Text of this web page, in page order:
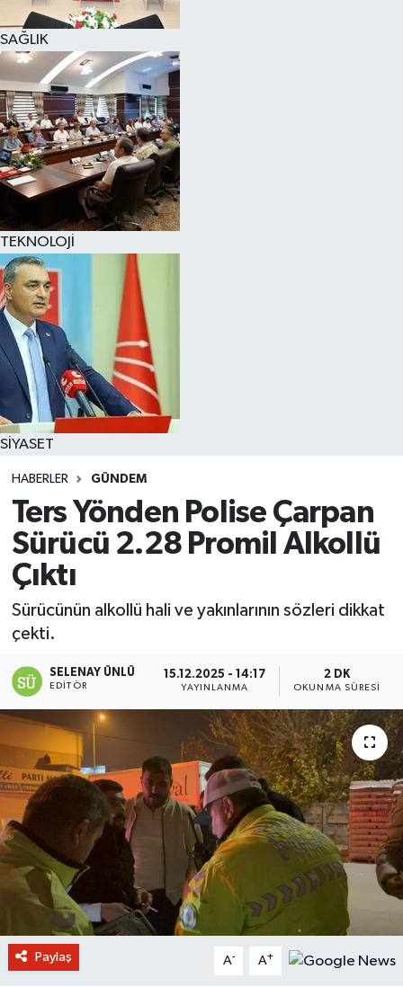
SAĞLIK
TEKNOLOJİ
SİYASET
HABERLER GÜNDEM
Ters Yönden Polise Çarpan
Sürücü 2.28 Promil Alkollü
Çıktı
Sürücünün alkollü hali ve yakınlarının sözleri dikkat
çekti.
SELENAY ÜNLÜ
EDITÖR
15.12.2025 - 14:17
YAYINLANMA
2 DK
OKUNMA SÜRESI
Paylaş A- A+